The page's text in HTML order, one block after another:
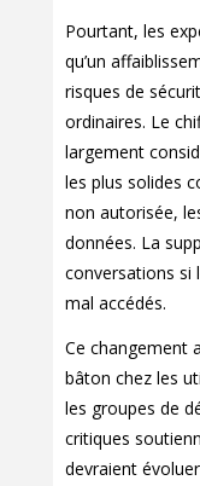
Pourtant, les
qu’un
risques de
ordinaires. Le
largement
les plus solides
non autorisée,
données. La
conversations si
mal accédés.
Ce changement
bâton chez les
les groupes de
critiques
devraient